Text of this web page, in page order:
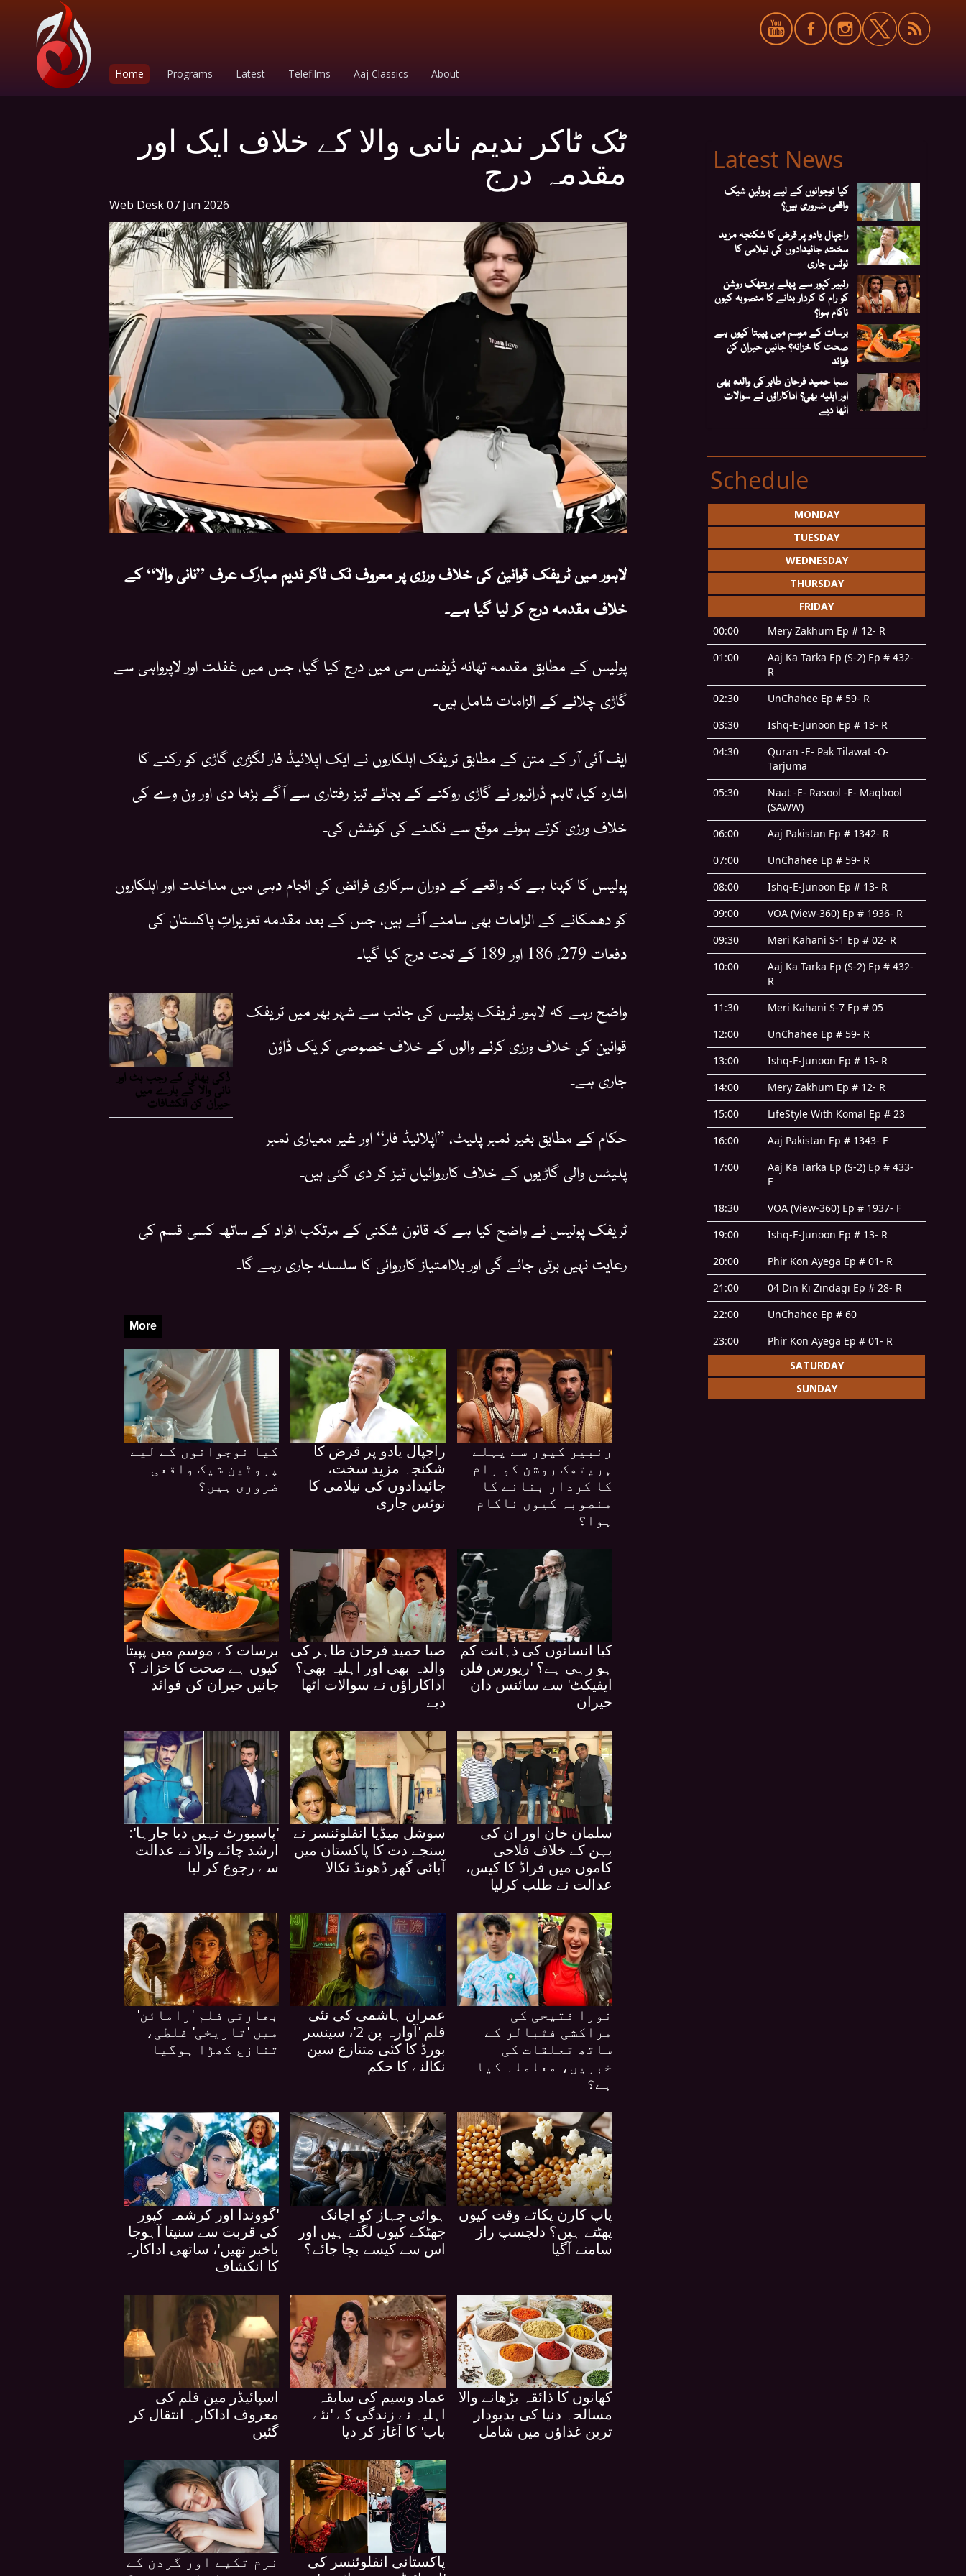
Home Programs Latest Telefilms Aaj Classics About
ٹک ٹاکر ندیم نانی والا کے خلاف ایک اور
مقدمہ درج
Web Desk07 Jun 2026
لاہور میں ٹریفک قوانین کی خلاف ورزی پر معروف ٹک ٹاکر ندیم مبارک عرف ”نانی والا“ کے
خلاف مقدمہ درج کر لیا گیا ہے۔
پولیس کے مطابق مقدمہ تھانہ ڈیفنس سی میں درج کیا گیا، جس میں غفلت اور لاپرواہی سے
گاڑی چلانے کے الزامات شامل ہیں۔
ایف آئی آر کے متن کے مطابق ٹریفک اہلکاروں نے ایک اپلائیڈ فار لگژری گاڑی کو رکنے کا
اشارہ کیا، تاہم ڈرائیور نے گاڑی روکنے کے بجائے تیز رفتاری سے آگے بڑھا دی اور ون وے کی
خلاف ورزی کرتے ہوئے موقع سے نکلنے کی کوشش کی۔
پولیس کا کہنا ہے کہ واقعے کے دوران سرکاری فرائض کی انجام دہی میں مداخلت اور اہلکاروں
کو دھمکانے کے الزامات بھی سامنے آئے ہیں، جس کے بعد مقدمہ تعزیراتِ پاکستان کی
دفعات 279، 186 اور 189 کے تحت درج کیا گیا۔
واضح رہے کہ لاہور ٹریفک پولیس کی جانب سے شہر بھر میں ٹریفک
قوانین کی خلاف ورزی کرنے والوں کے خلاف خصوصی کریک ڈاؤن
جاری ہے۔
حکام کے مطابق بغیر نمبر پلیٹ، ”اپلائیڈ فار“ اور غیر معیاری نمبر
پلیٹس والی گاڑیوں کے خلاف کارروائیاں تیز کر دی گئی ہیں۔
ٹریفک پولیس نے واضح کیا ہے کہ قانون شکنی کے مرتکب افراد کے ساتھ کسی قسم کی
رعایت نہیں برتی جائے گی اور بلاامتیاز کارروائی کا سلسلہ جاری رہے گا۔
More
کیا نوجوانوں کے لیے
پروٹین شیک واقعی
ضروری ہیں؟
راجپال یادو پر قرض کا
شکنجہ مزید سخت،
جائیدادوں کی نیلامی کا
نوٹس جاری
رنبیر کپور سے پہلے
ہریتھک روشن کو رام
کا کردار بنانے کا
منصوبہ کیوں ناکام
ہوا؟
برسات کے موسم میں پپیتا
کیوں ہے صحت کا خزانہ؟
جانیں حیران کن فوائد
صبا حمید فرحان طاہر کی
والدہ بھی اور اہلیہ بھی؟
اداکاراؤں نے سوالات اٹھا
دیے
کیا انسانوں کی ذہانت کم
ہو رہی ہے؟ 'ریورس فلن
ایفیکٹ' سے سائنس دان
حیران
'پاسپورٹ نہیں دیا جارہا':
ارشد چائے والا نے عدالت
سے رجوع کر لیا
سوشل میڈیا انفلوئنسر نے
سنجے دت کا پاکستان میں
آبائی گھر ڈھونڈ نکالا
سلمان خان اور ان کی
بہن کے خلاف فلاحی
کاموں میں فراڈ کا کیس،
عدالت نے طلب کرلیا
بھارتی فلم 'رامائن'
میں 'تاریخی' غلطی،
تنازع کھڑا ہوگیا
عمران ہاشمی کی نئی
فلم 'آوارہ پن 2'، سینسر
بورڈ کا کئی متنازع سین
نکالنے کا حکم
نورا فتیحی کی
مراکشی فٹبالر کے
ساتھ تعلقات کی
خبریں، معاملہ کیا
ہے؟
'گووندا اور کرشمہ کپور
کی قربت سے سنیتا آہوجا
باخبر تھیں'، ساتھی اداکارہ
کا انکشاف
ہوائی جہاز کو اچانک
جھٹکے کیوں لگتے ہیں اور
اس سے کیسے بچا جائے؟
پاپ کارن پکاتے وقت کیوں
پھٹتے ہیں؟ دلچسپ راز
سامنے آگیا
اسپائیڈر مین فلم کی
معروف اداکارہ انتقال کر
گئیں
عماد وسیم کی سابقہ
اہلیہ نے زندگی کے 'نئے
باب' کا آغاز کر دیا
کھانوں کا ذائقہ بڑھانے والا
مسالحہ دنیا کی بدبودار
ترین غذاؤں میں شامل
نرم تکیے اور گردن کے
پاکستانی انفلوئنسر کی
Latest News
کیا نوجوانوں کے لیے پروٹین شیک
واقعی ضروری ہیں؟
راجپال یادو پر قرض کا شکنجہ مزید
سخت، جائیدادوں کی نیلامی کا
نوٹس جاری
رنبیر کپور سے پہلے ہریتھک روشن
کو رام کا کردار بنانے کا منصوبہ کیوں
ناکام ہوا؟
برسات کے موسم میں پپیتا کیوں ہے
صحت کا خزانہ؟ جانیں حیران کن
فوائد
صبا حمید فرحان طاہر کی والدہ بھی
اور اہلیہ بھی؟ اداکاراؤں نے سوالات
اٹھا دیے
Schedule
MONDAY
TUESDAY
WEDNESDAY
THURSDAY
FRIDAY
00:00
Mery Zakhum Ep # 12- R
01:00
Aaj Ka Tarka Ep (S-2) Ep # 432-
R
02:30
UnChahee Ep # 59- R
03:30
Ishq-E-Junoon Ep # 13- R
04:30
Quran -E- Pak Tilawat -O-
Tarjuma
05:30
Naat -E- Rasool -E- Maqbool
(SAWW)
06:00
Aaj Pakistan Ep # 1342- R
07:00
UnChahee Ep # 59- R
08:00
Ishq-E-Junoon Ep # 13- R
09:00
VOA (View-360) Ep # 1936- R
09:30
Meri Kahani S-1 Ep # 02- R
10:00
Aaj Ka Tarka Ep (S-2) Ep # 432-
R
11:30
Meri Kahani S-7 Ep # 05
12:00
UnChahee Ep # 59- R
13:00
Ishq-E-Junoon Ep # 13- R
14:00
Mery Zakhum Ep # 12- R
15:00
LifeStyle With Komal Ep # 23
16:00
Aaj Pakistan Ep # 1343- F
17:00
Aaj Ka Tarka Ep (S-2) Ep # 433-
F
18:30
VOA (View-360) Ep # 1937- F
19:00
Ishq-E-Junoon Ep # 13- R
20:00
Phir Kon Ayega Ep # 01- R
21:00
04 Din Ki Zindagi Ep # 28- R
22:00
UnChahee Ep # 60
23:00
Phir Kon Ayega Ep # 01- R
SATURDAY
SUNDAY